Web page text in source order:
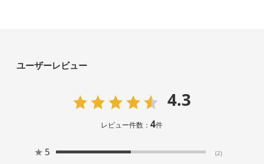
ユーザーレビュー
4.3
レビュー件数：4件
★ 5 (2)